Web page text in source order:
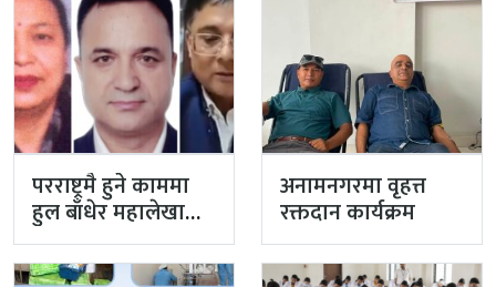
परराष्ट्रमै हुने काममा
हुल बाँधेर महालेखा
नियन्त्रक कार्यालयको
टोली मिसन…
अनामनगरमा वृहत्त
रक्तदान कार्यक्रम